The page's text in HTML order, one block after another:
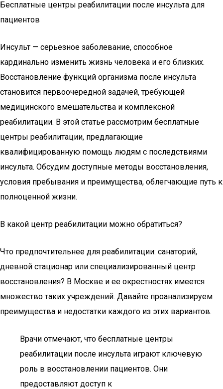
Бесплатные центры реабилитации после инсульта для
пациентов
Инсульт — серьезное заболевание, способное
кардинально изменить жизнь человека и его близких.
Восстановление функций организма после инсульта
становится первоочередной задачей, требующей
медицинского вмешательства и комплексной
реабилитации. В этой статье рассмотрим бесплатные
центры реабилитации, предлагающие
квалифицированную помощь людям с последствиями
инсульта. Обсудим доступные методы восстановления,
условия пребывания и преимущества, облегчающие путь к
полноценной жизни.
В какой центр реабилитации можно обратиться?
Что предпочтительнее для реабилитации: санаторий,
дневной стационар или специализированный центр
восстановления? В Москве и ее окрестностях имеется
множество таких учреждений. Давайте проанализируем
преимущества и недостатки каждого из этих вариантов.
Врачи отмечают, что бесплатные центры
реабилитации после инсульта играют ключевую
роль в восстановлении пациентов. Они
предоставляют доступ к